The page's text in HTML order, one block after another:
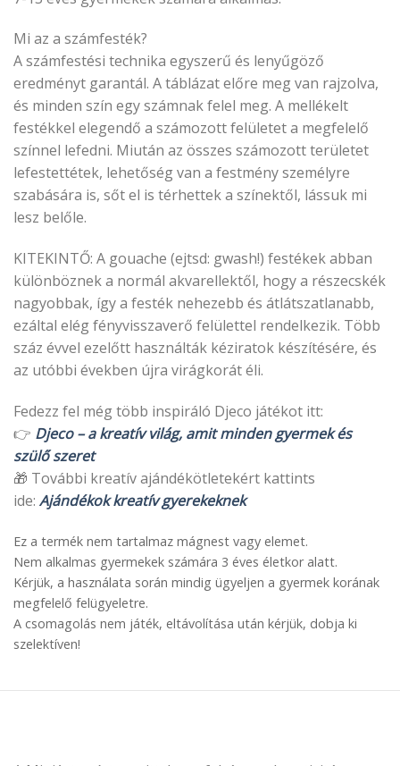
Mi az a számfesték?
A számfestési technika egyszerű és lenyűgöző
eredményt garantál. A táblázat előre meg van rajzolva,
és minden szín egy számnak felel meg. A mellékelt
festékkel elegendő a számozott felületet a megfelelő
színnel lefedni. Miután az összes számozott területet
lefestettétek, lehetőség van a festmény személyre
szabására is, sőt el is térhettek a színektől, lássuk mi
lesz belőle.
KITEKINTŐ: A gouache (ejtsd: gwash!) festékek abban
különböznek a normál akvarellektől, hogy a részecskék
nagyobbak, így a festék nehezebb és átlátszatlanabb,
ezáltal elég fényvisszaverő felülettel rendelkezik. Több
száz évvel ezelőtt használták kéziratok készítésére, és
az utóbbi években újra virágkorát éli.
Fedezz fel még több inspiráló Djeco játékot itt:
👉 Djeco – a kreatív világ, amit minden gyermek és
szülő szeret
🎁 További kreatív ajándékötletekért kattints
ide: Ajándékok kreatív gyerekeknek
Ez a termék nem tartalmaz mágnest vagy elemet.
Nem alkalmas gyermekek számára 3 éves életkor alatt.
Kérjük, a használata során mindig ügyeljen a gyermek korának
megfelelő felügyeletre.
A csomagolás nem játék, eltávolítása után kérjük, dobja ki
szelektíven!